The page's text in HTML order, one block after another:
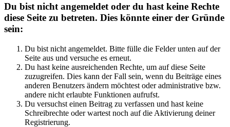
Du bist nicht angemeldet oder du hast keine Rechte
diese Seite zu betreten. Dies könnte einer der Gründe
sein:
Du bist nicht angemeldet. Bitte fülle die Felder unten auf der
Seite aus und versuche es erneut.
Du hast keine ausreichenden Rechte, um auf diese Seite
zuzugreifen. Dies kann der Fall sein, wenn du Beiträge eines
anderen Benutzers ändern möchtest oder administrative bzw.
andere nicht erlaubte Funktionen aufrufst.
Du versuchst einen Beitrag zu verfassen und hast keine
Schreibrechte oder wartest noch auf die Aktivierung deiner
Registrierung.